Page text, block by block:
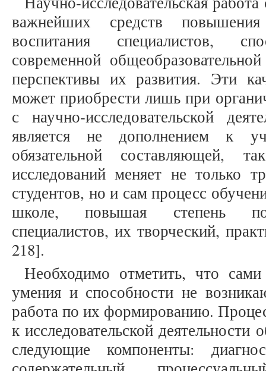
важнейших средств
воспитания специалистов,
современной
перспективы их развития. Эти
может приобрести лишь при
с научно-исследовательской
является не дополнением к
обязательной составляющей,
исследований меняет не только
студентов, но и сам процесс
школе, повышая степень
специалистов, их творческий,
218].
Необходимо отметить, что сами
умения и способности не
работа по их формированию.
к исследовательской деятельности
следующие компоненты: